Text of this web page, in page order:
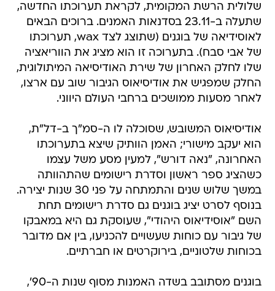
שלולית הרשת המקומית, לקראת תערוכתו החדשה,
שתעלה ב-23.11 בסדנאות האמנים. ברוכים הבאים
לאוסידיאה של בוגנים (שתוצג לצד wax, תערוכתו
של אבי סבח). בתערוכה זו הוא מציג את הווריאציה
שלו לחלק האחרון של שירת האודיסיאה המיתולוגית,
החלק שמפגיש את אודיסיאוס הגיבור שוב עם ארצו,
לאחר מסעות ממושכים ברחבי העולם היווני.
אודיסיאוס המשובש, שסוכלה לו ה-סמ"ך ב-דל"ת,
הוא יעקב מישורי; האמן הוותיק שיצא בתערוכתו
האחרונה, "נאה דורש", למעין מסע משל עצמו 
כשהציג ספר ראשון וסדרת רישומים שהתהוותה
במשך שלוש שנים והתמתחה על פני 30 שנות יצירה.
בנוסף לסרט יציג בוגנים גם סדרת רישומים תחת
השם "אוסידיאוס היהודי", שעוסקת גם היא במאבקו
של גיבור עם כוחות שעשויים להכניעו, בין אם מדובר
בכוחות שלטוניים, בירוקרטים או חברתיים.
בוגנים מסתובב בשדה האמנות מסוף שנות ה-90',